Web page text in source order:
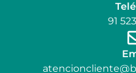
91